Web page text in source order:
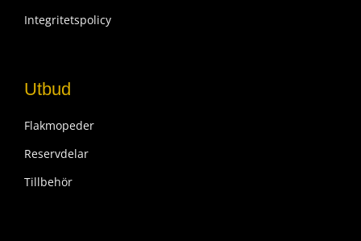
Integritetspolicy
Utbud
Flakmopeder
Reservdelar
Tillbehör